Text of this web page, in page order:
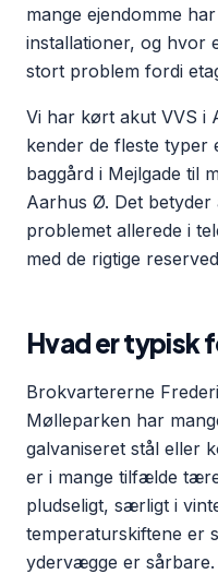
mange ejendomme
installationer, og hvor
stort problem fordi
Vi har kørt akut VVS i
kender de fleste typer
baggård i Mejlgade til
Aarhus Ø. Det betyder
problemet allerede i
med de rigtige
Hvad er typisk
Brokvartererne
Mølleparken har
galvaniseret stål eller
er i mange tilfælde
pludseligt, særligt i
temperaturskiftene er
ydervægge er sårbare.